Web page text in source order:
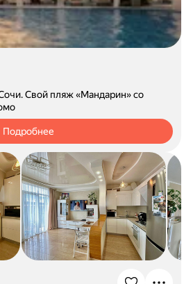
Свой пляж «Мандарин» со
Подробнее